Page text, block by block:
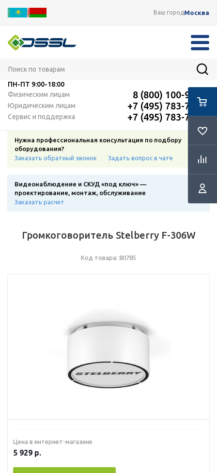
Ваш городМосква
ПН-ПТ 9:00-18:00
Физическим лицам
8 (800) 100-91-12
Юридическим лицам +7 (495) 783-72-87
Сервис и поддержка +7 (495) 783-72-87
Нужна профессиональная консультация по подбору
оборудования?
Заказать обратный звонок
Задать вопрос в чате
Видеонаблюдение и СКУД «под ключ» —
проектирование, монтаж, обслуживание
Заказать расчет
Громкоговоритель Stelberry F-306W
Код товара: 80785
Цена в интернет-магазине
5 929 р.